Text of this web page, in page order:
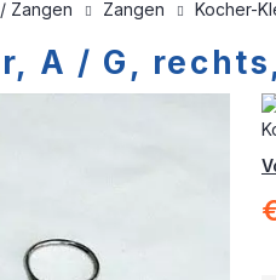
Zangen Zangen Kocher-
A / G,